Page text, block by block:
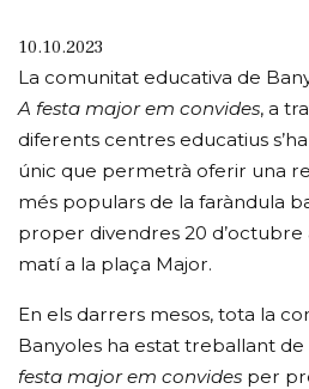
10.10.2023
La comunitat educativa de
A festa major em convides, a
diferents centres educatius
únic que permetrà oferir una
més populars de la faràndula
proper divendres 20 d’octubre
matí a la plaça Major.
En els darrers mesos, tota la
Banyoles ha estat treballant
festa major em convides per